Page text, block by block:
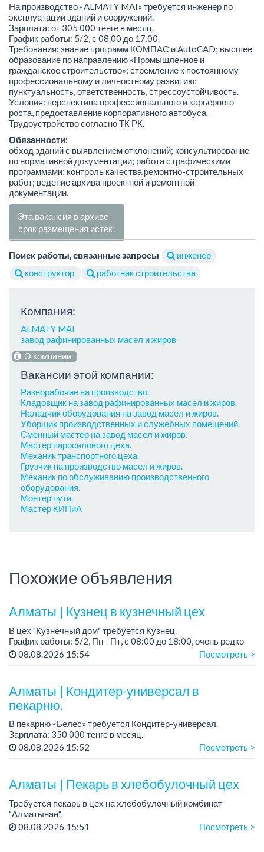
На производство «ALMATY MAI» требуется инженер по
эксплуатации зданий и сооружений.
Зарплата: от 305 000 тенге в месяц.
График работы: 5/2, с 08.00 до 17.00.
Требования: знание программ КОМПАС и AutoCAD; высшее
образование по направлению «Промышленное и
гражданское строительство»; стремление к постоянному
профессиональному и личностному развитию;
пунктуальность, ответственность, стрессоустойчивость.
Условия: перспектива профессионального и карьерного
роста, предоставление корпоративного автобуса.
Трудоустройство согласно ТК РК.
Обязанности:
обход зданий с выявлением отклонений; консультирование
по нормативной документации; работа с графическими
программами; контроль качества ремонтно-строительных
работ; ведение архива проектной и ремонтной
документации.
Эта вакансия в архиве -
срок размещения истек!
Поиск работы, связанные запросы
инженер
конструктор
работник строительства
Компания:
ALMATY MAI
завод рафинированных масел и жиров
О компании
Вакансии этой компании:
Разнорабочие на производство.
Кладовщик на завод рафинированных масел и жиров.
Наладчик оборудования на завод масел и жиров.
Уборщик производственных и служебных помещений.
Сменный мастер на завод масел и жиров.
Мастер паросилового цеха.
Механик транспортного цеха.
Грузчик на производство масел и жиров.
Механик по обслуживанию производственного
оборудования.
Монтер пути.
Мастер КИПиА
Похожие объявления
Алматы | Кузнец в кузнечный цех
В цех "Кузнечный дом" требуется Кузнец.
График работы: 5/2, Пн - Пт, с 08:00 до 18:00, очень редко
суббота.
- о...
08.08.2026 15:54 Посмотреть >
Алматы | Кондитер-универсал в
пекарню.
В пекарню «Белес» требуется Кондитер-универсал.
Зарплата: 350 000 тенге в месяц.
График работы: 4/2, с 08.00 до 20.00.
08.08.2026 15:52 Посмотреть >
Алматы | Пекарь в хлебобулочный цех
Требуется пекарь в цех на хлебобулочный комбинат
"Алматынан".
Требования: начальное или среднее специальное
08.08.2026 15:51 Посмотреть >